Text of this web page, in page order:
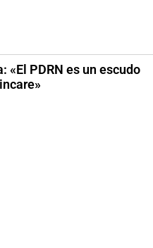
«El PDRN es un escudo